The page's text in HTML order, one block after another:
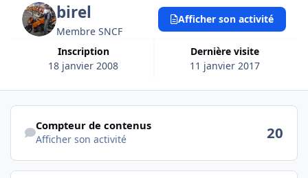
birel
Membre SNCF
Inscription
18 janvier 2008
Dernière visite
11 janvier 2017
Afficher son activité
Afficher son activité
Compteur de contenus
Afficher son activité 20